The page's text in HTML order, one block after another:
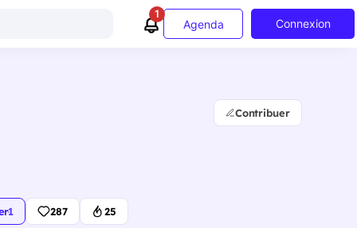
1
Agenda Connexion
Contribuer
·1 287 25